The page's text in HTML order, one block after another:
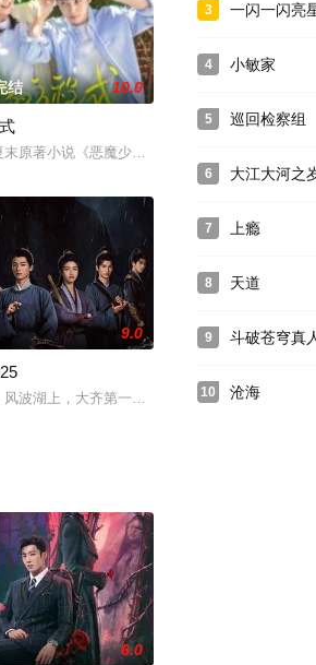
一夜间倾家荡产，却也因
书，好聚好散的时候，监察司的侯卫却破门而
人流言、至亲背叛，两颗伤痕累累的心依然在
结 10.0
原著小说《恶魔少爷别惹我》。
谷少主陈小熹性格活泼乖张，与
蓉儿竟顶替了姜乐瑶的身份代替她嫁入了宁府
9.0
风波湖上，大齐第一神探萧北冥被嫁祸为恶魔夜
6.0
3 一闪一闪亮
4 小敏家
5 巡回检察组
6 大江大河之
7 上瘾
8 天道
9 斗破苍穹真
10 沧海